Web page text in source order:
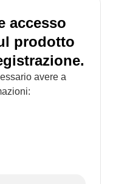
accesso
prodotto
avere a